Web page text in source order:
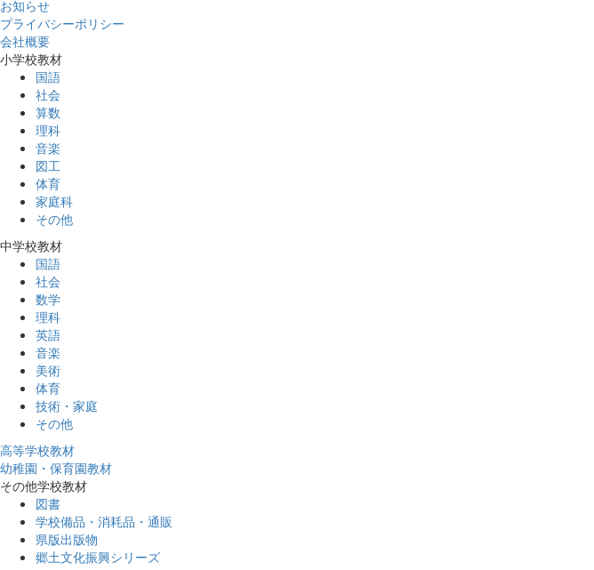
お知らせ
プライバシーポリシー
会社概要
小学校教材
国語
社会
算数
理科
音楽
図工
体育
家庭科
その他
中学校教材
国語
社会
数学
理科
英語
音楽
美術
体育
技術・家庭
その他
高等学校教材
幼稚園・保育園教材
その他学校教材
図書
学校備品・消耗品・通販
県版出版物
郷土文化振興シリーズ